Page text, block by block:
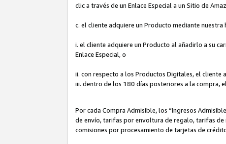
clic a través de un Enlace Especial a un Sitio de
c. el cliente adquiere un Producto mediante nuestra
i. el cliente adquiere un Producto al añadirlo a su
Enlace Especial, o
ii. con respecto a los Productos Digitales, el
iii. dentro de los 180 días posteriores a la compra,
Por cada Compra Admisible, los “Ingresos
de envío, tarifas por envoltura de regalo, tarifas de
comisiones por procesamiento de tarjetas de